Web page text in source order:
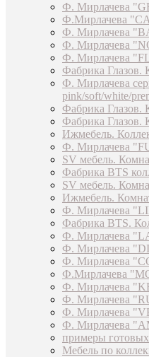
Ф. Мирлачева
Ф.Мирлачева
Ф. Мирлачева
Ф. Мирлачева
Ф. Мирлачева
Фабрика
Ф. Мирлачева
pink/soft/white/
Фабрика Глазов.
Фабрика Глазов.
Ижмебель.
Ф. Мирлачева
SV мебель.
Фабрика BTS
SV мебель.
Ижмебель.
Ф. Мирлачева
Фабрика BTS.
Ф. Мирлачева
Ф. Мирлачева
Ф. Мирлачева
Ф.Мирлачева
Ф. Мирлачева
Ф. Мирлачева
Ф. Мирлачева
Ф. Мирлачева
примеры
Мебель по